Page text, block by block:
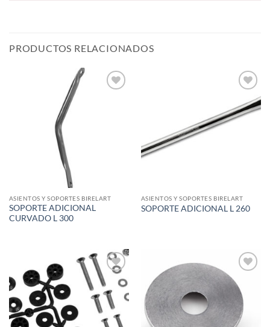
PRODUCTOS RELACIONADOS
ASIENTOS Y SOPORTES BIRELART
SOPORTE ADICIONAL
CURVADO L 300
Add to
wishlist
ASIENTOS Y SOPORTES BIRELART
SOPORTE ADICIONAL L 260
Add to
wishlist
Add to
wishlist